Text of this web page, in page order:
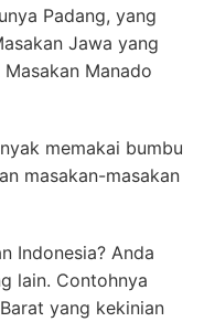
Padang, yang
Jawa yang
Manado
memakai bumbu
masakan-masakan
Indonesia? Anda
lain. Contohnya
yang kekinian